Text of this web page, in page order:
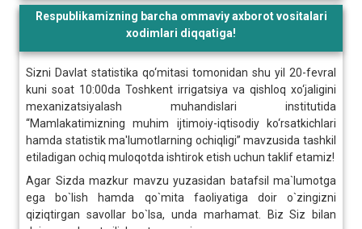
Respublikamizning barcha ommaviy axborot vositalari
xodimlari diqqatiga!
Sizni Davlat statistika qo‘mitasi tomonidan shu yil 20-fevral
kuni soat 10:00da Toshkent irrigatsiya va qishloq xo‘jaligini
mexanizatsiyalash muhandislari institutida
“Mamlakatimizning muhim ijtimoiy-iqtisodiy ko‘rsatkichlari
hamda statistik ma'lumotlarning ochiqligi” mavzusida tashkil
etiladigan ochiq muloqotda ishtirok etish uchun taklif etamiz!
Agar Sizda mazkur mavzu yuzasidan batafsil ma`lumotga
ega bo`lish hamda qo`mita faoliyatiga doir o`zingizni
qiziqtirgan savollar bo`lsa, unda marhamat. Biz Siz bilan